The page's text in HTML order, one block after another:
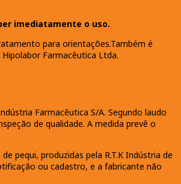
imediatamente o uso.
para orientações.Também é
Farmacêutica Ltda.
Farmacêutica S/A. Segundo laudo
de qualidade. A medida prevê o
pequi, produzidas pela R.T.K Indústria de
ou cadastro, e a fabricante não